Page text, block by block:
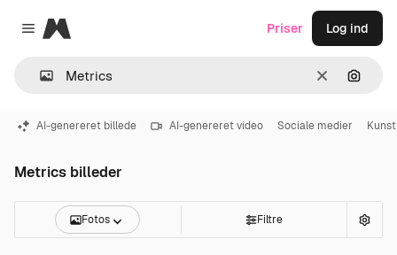
Close menu
Magnific
Klar Søg
Priser Log ind
AI-genereret billede AI-genereret video Sociale medier
Metrics billeder
Fotos Filtre